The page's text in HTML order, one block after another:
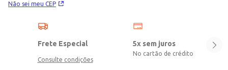
Não sei meu CEP
Frete Especial
Consulte condições
5x sem juros
No cartão de crédito